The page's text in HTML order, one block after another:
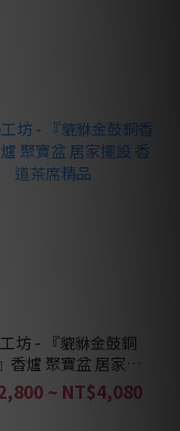
坊 - 『貔貅金鼓銅
香爐 聚寶盆 居家擺
香道茶席精品
~ NT$4,080